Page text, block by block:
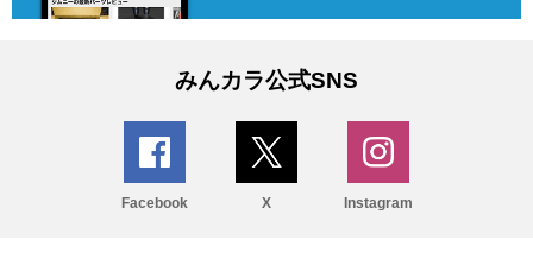
みんカラ公式SNS
Facebook X Instagram